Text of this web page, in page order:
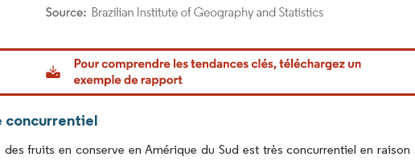
Intelligence. La réutilisation nécessite une attribution sous CC BY 4.0.
concurrentiel
des fruits en conserve en Amérique du Sud est très concurrentiel en